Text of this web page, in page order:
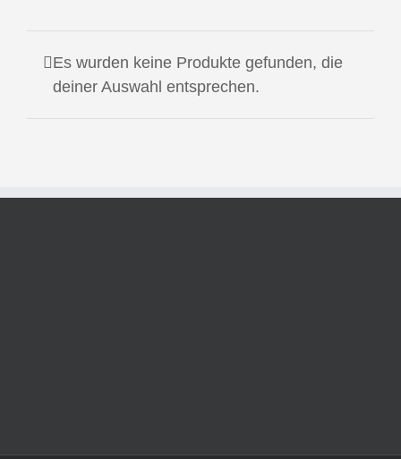
Es wurden keine Produkte gefunden, die
deiner Auswahl entsprechen.